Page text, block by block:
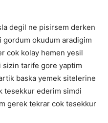
degil ne pisirsem derken
okudum aradigim
cok kolay hemen yesil
sizin tarife gore yaptim
baska yemek sitelerine
tesekkur ederim simdi
gerek tekrar cok tesekkur